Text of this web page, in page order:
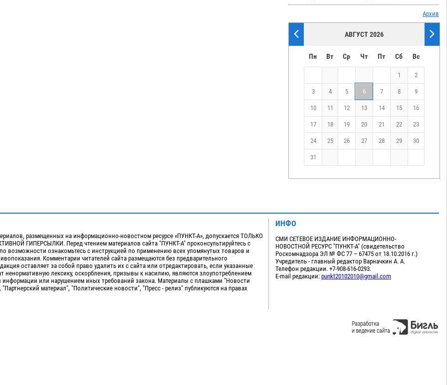
Архив
АВГУСТ 2026
Пн Вт Ср Чт Пт Сб Вс
1 2
3 4 5 6 7 8 9
10 11 12 13 14 15 16
17 18 19 20 21 22 23
24 25 26 27 28 29 30
31
размещенных на информационно-новостном ресурсе «ПУНКТ-А», допускается ТОЛЬКО
ГИПЕРСЫЛКИ. Перед чтением материалов сайта "ПУНКТ-А" проконсультируйтесь с
возможности ознакомьтесь с инструкцией по применению всех упомянутых товаров и
Комментарии читателей сайта размещаются без предварительного
оставляет за собой право удалить их с сайта или отредактировать, если указанные
ненормативную лексику, оскорбления, призывы к насилию, являются злоупотреблением
информации или нарушением иных требований закона. Материалы с плашками "Новости
материал", "Политические новости", "Пресс - релиз" публикуются на правах
ИНФО
СМИ СЕТЕВОЕ ИЗДАНИЕ ИНФОРМАЦИОННО-
НОВОСТНОЙ РЕСУРС "ПУНКТ-А" (свидетельство
Роскомнадзора ЭЛ № ФС 77 – 67475 от 18.10.2016 г.)
Учредитель - главный редактор Варначкин А. А.
Телефон редакции. +7-908-616-0293.
E-mail редакции: punkt20102010@gmail.com